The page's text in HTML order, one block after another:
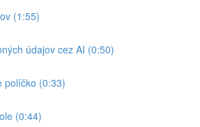
(1:55)
údajov cez AI (0:50)
políčko (0:33)
(0:44)